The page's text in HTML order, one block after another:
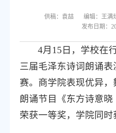
供稿：袁喆 编辑：王满
发布日期：
4月15日，学校在
三届毛泽东诗词朗诵
赛。商学院表现优异，
朗诵节目《东方诗意
荣获一等奖，学院同时